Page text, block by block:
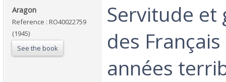
‎Aragon‎
Reference : RO40022759
(1945)
See the book
‎Servitude et
des
années